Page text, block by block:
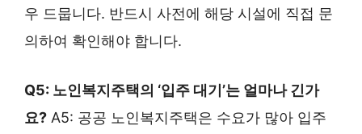
우 드뭅니다. 반드시 사전에 해당 시설에 직접 문
의하여 확인해야 합니다.
Q5: 노인복지주택의 ‘입주 대기’는 얼마나 긴가
요? A5: 공공 노인복지주택은 수요가 많아 입주